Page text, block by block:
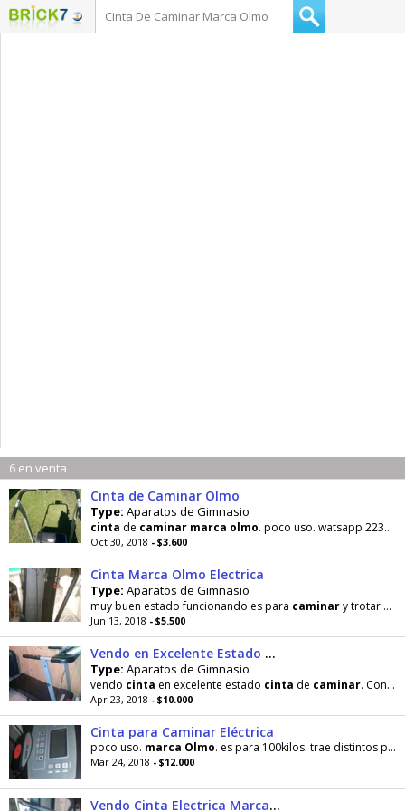
6 en venta
Cinta de Caminar Olmo
Type: Aparatos de Gimnasio
cinta de caminar marca olmo. poco uso. watsapp 2235706725
Oct 30, 2018 - $3.600
Cinta Marca Olmo Electrica
Type: Aparatos de Gimnasio
muy buen estado funcionando es para caminary trotar hasta 6k x hora
Jun 13, 2018 - $5.500
Vendo en Excelente Estado Cinta de Caminar
Type: Aparatos de Gimnasio
vendo cinta en excelente estado cinta de caminar. Con motor anda perfecto
Apr 23, 2018 - $10.000
Cinta para Caminar Eléctrica
poco uso. marca Olmo. es para 100kilos. trae distintos programas. velocidades. cuenta tiempo
Mar 24, 2018 - $12.000
Vendo Cinta Electrica Marca Olmo